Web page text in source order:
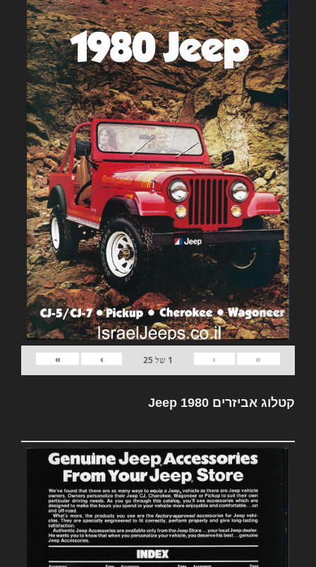
«
‹
1 של25
›
»
קטלוג אביזרים Jeep 1980